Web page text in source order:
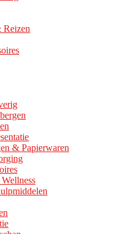
Reizen
& Papierwaren